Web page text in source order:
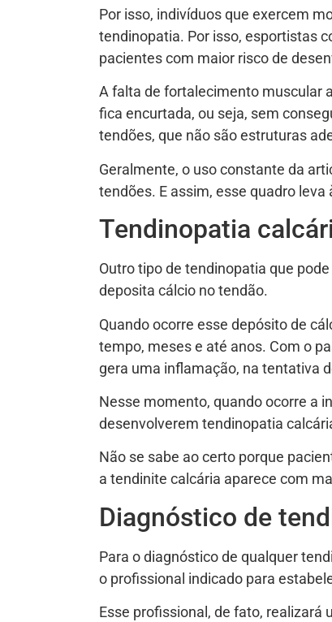
Por isso, indivíduos que exercem
tendinopatia. Por isso, esportistas
pacientes com maior risco de
A falta de fortalecimento muscular
fica encurtada, ou seja, sem
tendões, que não são estruturas
Geralmente, o uso constante da
tendões. E assim, esse quadro
Tendinopatia
Outro tipo de tendinopatia que
deposita cálcio no tendão.
Quando ocorre esse depósito de
tempo, meses e até anos. Com o
gera uma inflamação, na tentativa
Nesse momento, quando ocorre a
desenvolverem tendinopatia
Não se sabe ao certo porque
a tendinite calcária aparece com
Diagnóstico de
Para o diagnóstico de qualquer
o profissional indicado para
Esse profissional, de fato,